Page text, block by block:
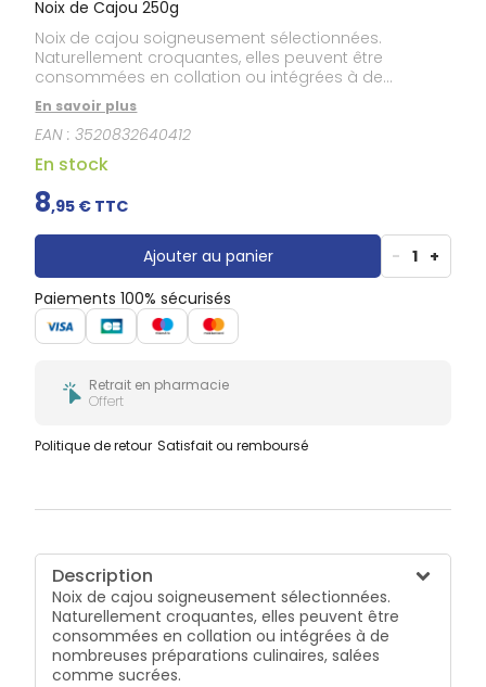
Noix de Cajou 250g
Noix de cajou soigneusement sélectionnées.
Naturellement croquantes, elles peuvent être
consommées en collation ou intégrées à de
nombreuses préparations culinaires, salées comme
sucrées.
En savoir plus
EAN :3520832640412
En stock
8,95 € TTC
Ajouter au panier - 1 +
Paiements 100% sécurisés
Retrait en pharmacie
Offert
Politique de retour Satisfait ou remboursé
Description
Noix de cajou soigneusement sélectionnées.
Naturellement croquantes, elles peuvent être
consommées en collation ou intégrées à de
nombreuses préparations culinaires, salées
comme sucrées.